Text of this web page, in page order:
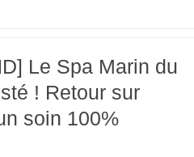
Le Spa Marin du
! Retour sur
soin 100%